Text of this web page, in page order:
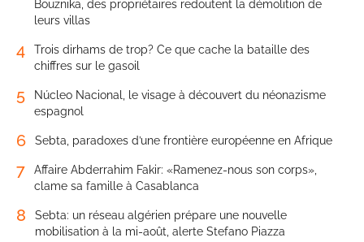
Bouznika, des propriétaires redoutent la démolition de
leurs villas
4
Trois dirhams de trop? Ce que cache la bataille des
chiffres sur le gasoil
5
Núcleo Nacional, le visage à découvert du néonazisme
espagnol
6 Sebta, paradoxes d’une frontière européenne en Afrique
7
Affaire Abderrahim Fakir: «Ramenez-nous son corps»,
clame sa famille à Casablanca
8
Sebta: un réseau algérien prépare une nouvelle
mobilisation à la mi-août, alerte Stefano Piazza